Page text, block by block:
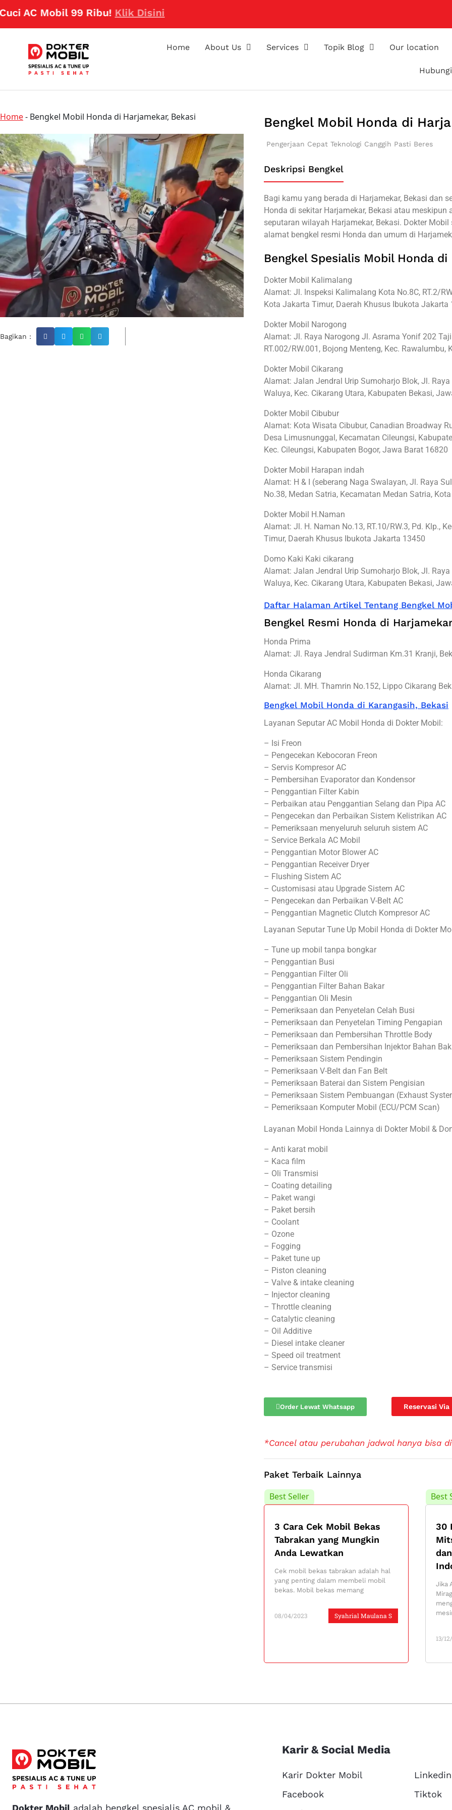
Mobil 99 Ribu! Klik Disini
Home About Us Services Topik Blog Our location
Home- Bengkel Mobil Honda di Harjamekar, Bekasi
Bagikan :
Bengkel Mobil Honda di
Pengerjaan Cepat Teknologi Canggih Pasti Beres
Deskripsi Bengkel
Bagi kamu yang berada di Harjamekar, Bekasi dan
Honda di sekitar Harjamekar, Bekasi atau
seputaran wilayah Harjamekar, Bekasi. Dokter
alamat bengkel resmi Honda dan umum di
Bengkel Spesialis Mobil Honda
Dokter Mobil Kalimalang
Alamat: Jl. Inspeksi Kalimalang Kota No.8C, RT.2/
Kota Jakarta Timur, Daerah Khusus Ibukota Jakarta
Dokter Mobil Narogong
Alamat: Jl. Raya Narogong Jl. Asrama Yonif 202
RT.002/RW.001, Bojong Menteng, Kec.
Dokter Mobil Cikarang
Alamat: Jalan Jendral Urip Sumoharjo Blok, Jl. Raya
Waluya, Kec. Cikarang Utara, Kabupaten Bekasi,
Dokter Mobil Cibubur
Alamat: Kota Wisata Cibubur, Canadian Broadway
Desa Limusnunggal, Kecamatan Cileungsi,
Kec. Cileungsi, Kabupaten Bogor, Jawa Barat 16820
Dokter Mobil Harapan indah
Alamat: H & I (seberang Naga Swalayan, Jl. Raya
No.38, Medan Satria, Kecamatan Medan Satria,
Dokter Mobil H.Naman
Alamat: Jl. H. Naman No.13, RT.10/RW.3, Pd. Klp.,
Timur, Daerah Khusus Ibukota Jakarta 13450
Domo Kaki Kaki cikarang
Alamat: Jalan Jendral Urip Sumoharjo Blok, Jl. Raya
Waluya, Kec. Cikarang Utara, Kabupaten Bekasi,
Daftar Halaman Artikel Tentang Bengkel
Bengkel Resmi Honda di
Honda Prima
Alamat: Jl. Raya Jendral Sudirman Km.31 Kranji,
Honda Cikarang
Alamat: Jl. MH. Thamrin No.152, Lippo Cikarang
Bengkel Mobil Honda di Karangasih, Bekasi
Layanan Seputar AC Mobil Honda di Dokter Mobil:
– Isi Freon
– Pengecekan Kebocoran Freon
– Servis Kompresor AC
– Pembersihan Evaporator dan Kondensor
– Penggantian Filter Kabin
– Perbaikan atau Penggantian Selang dan Pipa AC
– Pengecekan dan Perbaikan Sistem Kelistrikan AC
– Pemeriksaan menyeluruh seluruh sistem AC
– Service Berkala AC Mobil
– Penggantian Motor Blower AC
– Penggantian Receiver Dryer
– Flushing Sistem AC
– Customisasi atau Upgrade Sistem AC
– Pengecekan dan Perbaikan V-Belt AC
– Penggantian Magnetic Clutch Kompresor AC
Layanan Seputar Tune Up Mobil Honda di Dokter
– Tune up mobil tanpa bongkar
– Penggantian Busi
– Penggantian Filter Oli
– Penggantian Filter Bahan Bakar
– Penggantian Oli Mesin
– Pemeriksaan dan Penyetelan Celah Busi
– Pemeriksaan dan Penyetelan Timing Pengapian
– Pemeriksaan dan Pembersihan Throttle Body
– Pemeriksaan dan Pembersihan Injektor Bahan
– Pemeriksaan Sistem Pendingin
– Pemeriksaan V-Belt dan Fan Belt
– Pemeriksaan Baterai dan Sistem Pengisian
– Pemeriksaan Sistem Pembuangan (Exhaust
– Pemeriksaan Komputer Mobil (ECU/PCM Scan)
Layanan Mobil Honda Lainnya di Dokter Mobil &
– Anti karat mobil
– Kaca film
– Oli Transmisi
– Coating detailing
– Paket wangi
– Paket bersih
– Coolant
– Ozone
– Fogging
– Paket tune up
– Piston cleaning
– Valve & intake cleaning
– Injector cleaning
– Throttle cleaning
– Catalytic cleaning
– Oil Additive
– Diesel intake cleaner
– Speed oil treatment
– Service transmisi
Order Lewat Whatsapp Reservasi Via
*Cancel atau perubahan jadwal hanya bisa
Paket Terbaik Lainnya
Best Seller
3 Cara Cek Mobil Bekas
Tabrakan yang Mungkin
Anda Lewatkan
Syahrial Maulana S
08/04/2023
Cek mobil bekas tabrakan adalah hal
yang penting dalam membeli mobil
bekas. Mobil bekas memang
Best
30
13/
Jika
Dokter Mobil adalah bengkel spesialis AC mobil &
Karir & Social Media
Karir Dokter Mobil
Linkedin
Facebook
Tiktok